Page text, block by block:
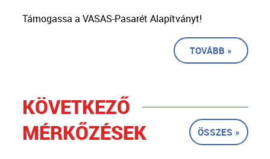
Támogassa a VASAS-Pasarét Alapítványt!
TOVÁBB »
KÖVETKEZŐ
MÉRKŐZÉSEK
ÖSSZES »